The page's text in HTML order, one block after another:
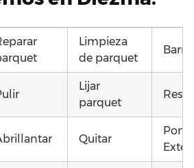
Limpieza
de parquet
Lijar
parquet
Quitar